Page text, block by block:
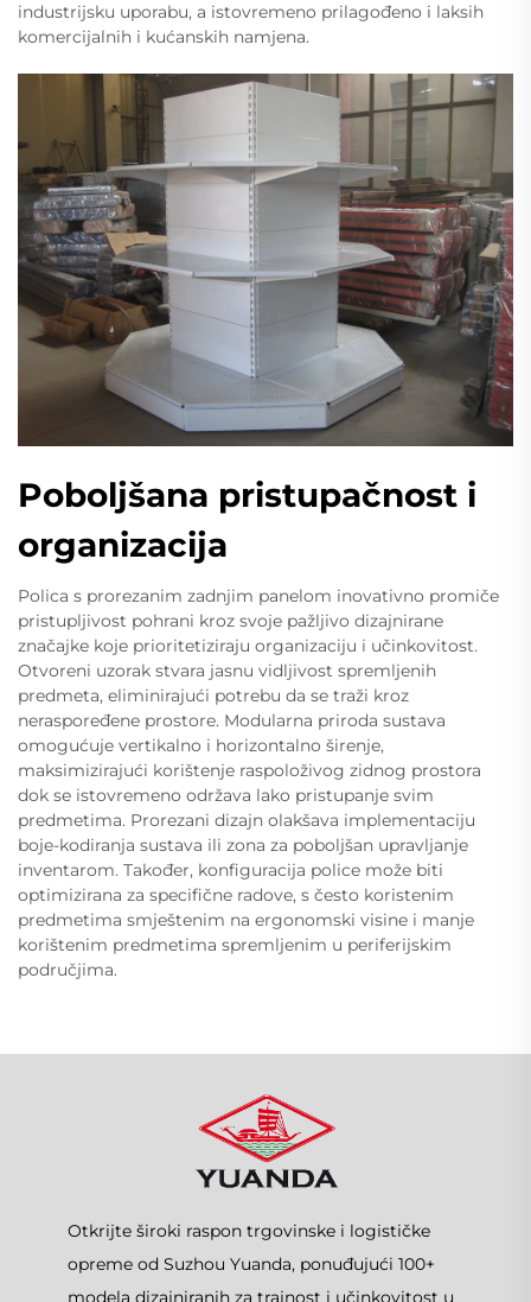
industrijsku uporabu, a istovremeno prilagođeno i laksih
komercijalnih i kućanskih namjena.
Poboljšana pristupačnost i
organizacija
Polica s prorezanim zadnjim panelom inovativno promiče
pristupljivost pohrani kroz svoje pažljivo dizajnirane
značajke koje prioritetiziraju organizaciju i učinkovitost.
Otvoreni uzorak stvara jasnu vidljivost spremljenih
predmeta, eliminirajući potrebu da se traži kroz
neraspoređene prostore. Modularna priroda sustava
omogućuje vertikalno i horizontalno širenje,
maksimizirajući korištenje raspoloživog zidnog prostora
dok se istovremeno održava lako pristupanje svim
predmetima. Prorezani dizajn olakšava implementaciju
boje-kodiranja sustava ili zona za poboljšan upravljanje
inventarom. Također, konfiguracija police može biti
optimizirana za specifične radove, s često koristenim
predmetima smještenim na ergonomski visine i manje
korištenim predmetima spremljenim u periferijskim
područjima.
Otkrijte široki raspon trgovinske i logističke
opreme od Suzhou Yuanda, ponuđujući 100+
modela dizajniranih za trajnost i učinkovitost u